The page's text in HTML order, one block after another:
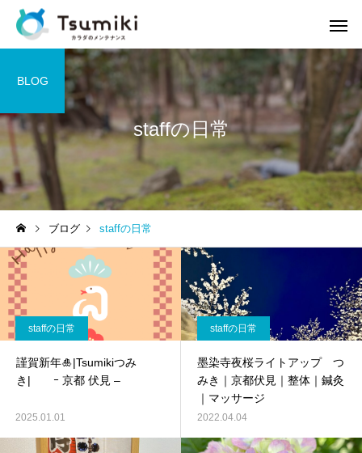
staffの日常
BLOG
ブログ staffの日常
staffの日常
謹賀新年🎍|Tsumikiつみ
き| ｰ 京都 伏見 –
2025.01.01
staffの日常
墨染寺夜桜ライトアップ つ
みき｜京都伏見｜整体｜鍼灸
｜マッサージ
2022.04.04